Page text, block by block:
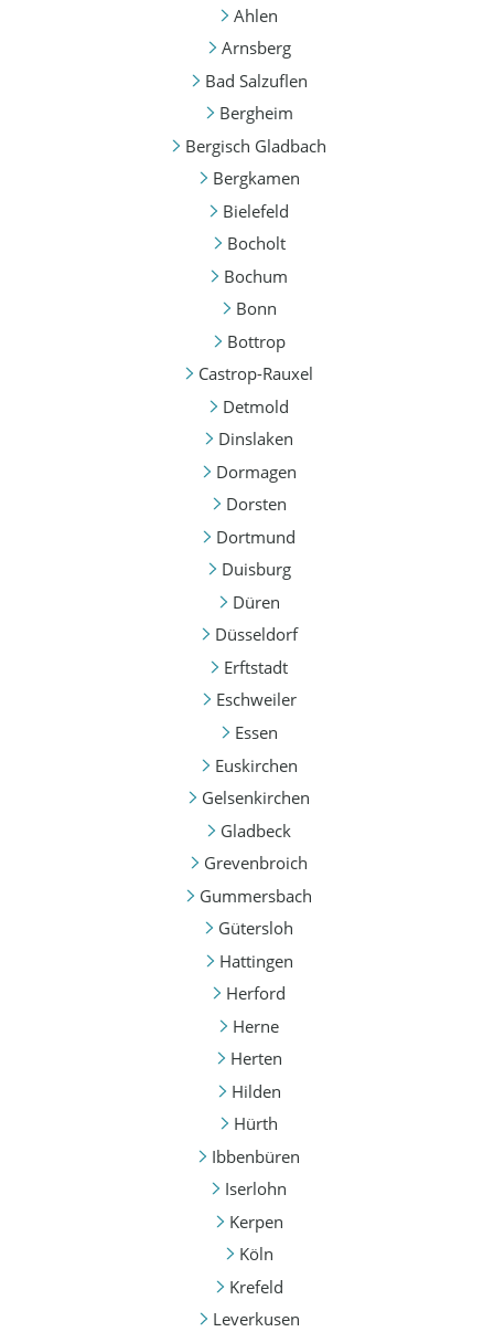
Ahlen
Arnsberg
Bad Salzuflen
Bergheim
Bergisch Gladbach
Bergkamen
Bielefeld
Bocholt
Bochum
Bonn
Bottrop
Castrop-Rauxel
Detmold
Dinslaken
Dormagen
Dorsten
Dortmund
Duisburg
Düren
Düsseldorf
Erftstadt
Eschweiler
Essen
Euskirchen
Gelsenkirchen
Gladbeck
Grevenbroich
Gummersbach
Gütersloh
Hattingen
Herford
Herne
Herten
Hilden
Hürth
Ibbenbüren
Iserlohn
Kerpen
Köln
Krefeld
Leverkusen